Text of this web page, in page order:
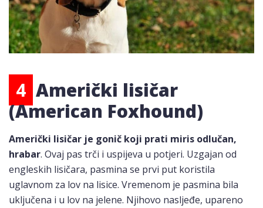
4 Američki lisičar
(American Foxhound)
Američki lisičar je gonič koji prati miris odlučan,
hrabar. Ovaj pas trči i uspijeva u potjeri. Uzgajan od
engleskih lisičara, pasmina se prvi put koristila
uglavnom za lov na lisice. Vremenom je pasmina bila
uključena i u lov na jelene. Njihovo nasljeđe, upareno